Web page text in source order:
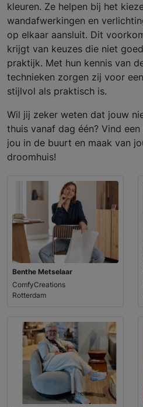
kleuren. Ze helpen bij het
wandafwerkingen en
op elkaar aansluit. Dit
krijgt van keuzes die niet
praktijk. Met hun kennis van
technieken zorgen zij voor
stijlvol als praktisch is.
Wil jij zeker weten dat jouw
thuis vanaf dag één? Vind
jou in de buurt en maak van
droomhuis!
Benthe Metselaar
ComfyCreations
Rotterdam